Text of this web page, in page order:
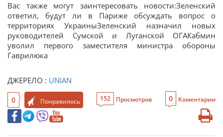
Вас также могут заинтересовать новости:Зеленский
ответил, будут ли в Париже обсуждать вопрос о
территориях УкраиныЗеленский назначил новых
руководителей Сумской и Луганской ОГАКабмин
уволил первого заместителя министра обороны
Гаврилюка
ДЖЕРЕЛО : UNIAN
0 Понравилось 152 Просмотров 0 Коментарии